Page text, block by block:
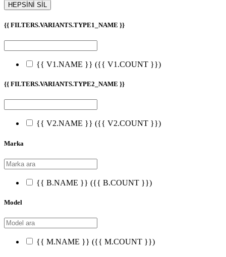
HEPSİNİ SİL
{{ FILTERS.VARIANTS.TYPE1_NAME }}
{{ V1.NAME }} ({{ V1.COUNT }})
{{ FILTERS.VARIANTS.TYPE2_NAME }}
{{ V2.NAME }} ({{ V2.COUNT }})
Marka
{{ B.NAME }} ({{ B.COUNT }})
Model
{{ M.NAME }} ({{ M.COUNT }})